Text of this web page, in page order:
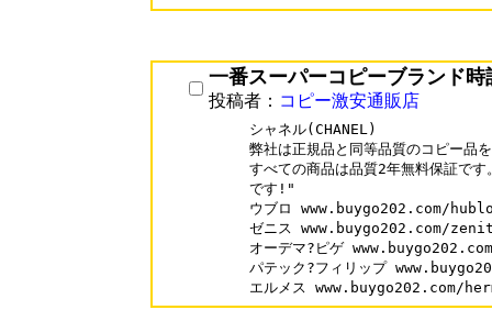
一番スーパーコピーブランド時
投稿者： コピー激安通販店
シャネル(CHANEL)
弊社は正規品と同等品質のコピー品
すべての商品は品質2年無料保証で
です!"
ウブロ www.buygo202.com/
ゼニス www.buygo202.com/
オーデマ?ピゲ
パテック?フィリップ